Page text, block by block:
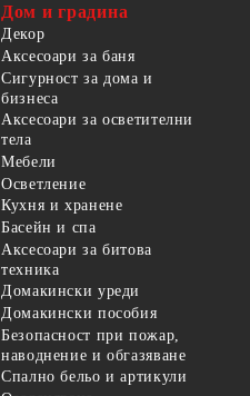
Дом и градина
Декор
Аксесоари за баня
Сигурност за дома и
бизнеса
Аксесоари за осветителни
тела
Мебели
Осветление
Кухня и хранене
Басейн и спа
Аксесоари за битова
техника
Домакински уреди
Домакински пособия
Безопасност при пожар,
наводнение и обгазяване
Спално бельо и артикули